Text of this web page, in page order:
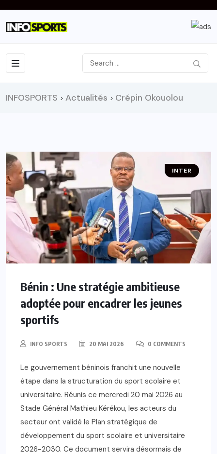
INFOSPORTS > Actualités > Crépin Okouolou
INTER
Bénin : Une stratégie ambitieuse
adoptée pour encadrer les jeunes
sportifs
INFO SPORTS 20 MAI 2026 0 COMMENTS
Le gouvernement béninois franchit une nouvelle
étape dans la structuration du sport scolaire et
universitaire. Réunis ce mercredi 20 mai 2026 au
Stade Général Mathieu Kérékou, les acteurs du
secteur ont validé le Plan stratégique de
développement du sport scolaire et universitaire
2026-2030. Ce document servira désormais de